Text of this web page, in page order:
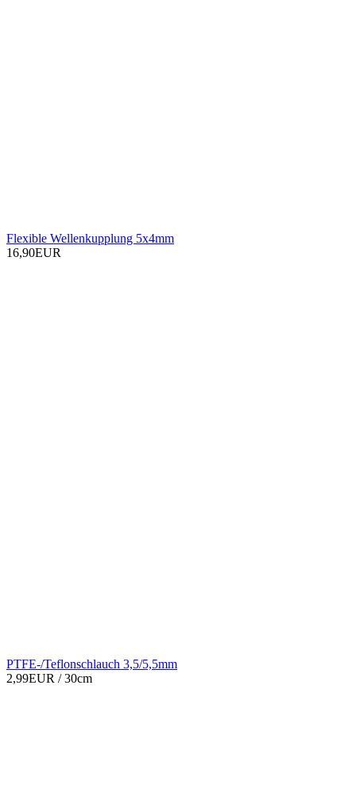
Flexible Wellenkupplung 5x4mm
16,90EUR
PTFE-/Teflonschlauch 3,5/5,5mm
2,99EUR / 30cm